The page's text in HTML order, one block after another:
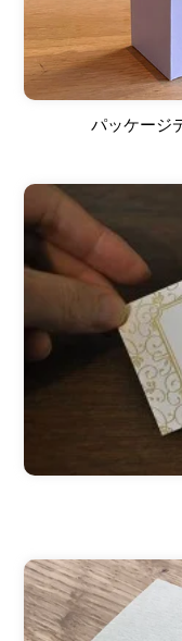
パッケージ